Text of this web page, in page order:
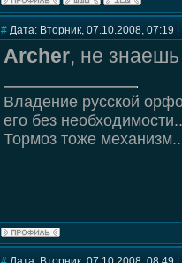
# Дата: Вторник, 07.10.2008,
Archer, не
Владение русской
его без
Тормоз тоже